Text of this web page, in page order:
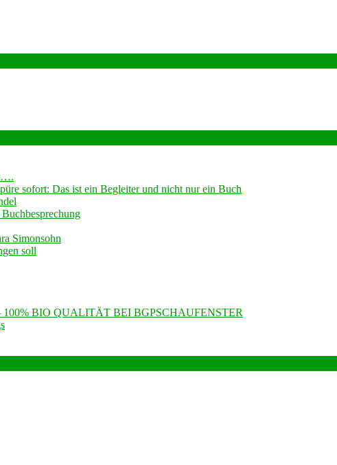
sofort: Das ist ein Begleiter und nicht nur ein Buch
Simonsohn
soll
BIO QUALITÄT BEI BGPSCHAUFENSTER